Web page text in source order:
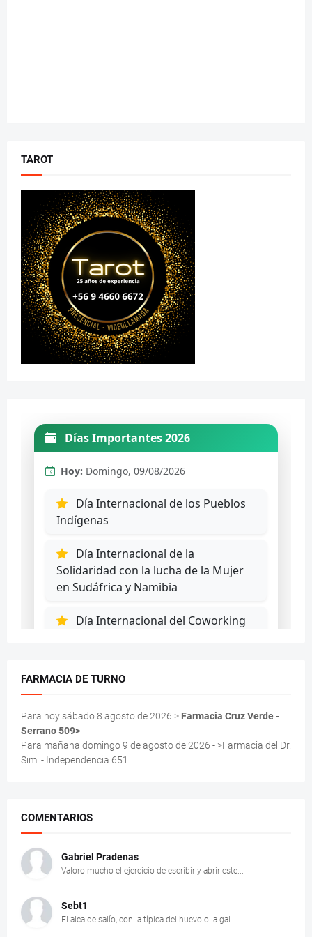
TAROT
FARMACIA DE TURNO
Para hoy sábado 8 agosto de 2026 > Farmacia Cruz Verde -
Serrano 509>
Para mañana domingo 9 de agosto de 2026 - >Farmacia del Dr.
Simi - Independencia 651
COMENTARIOS
Gabriel Pradenas
Valoro mucho el ejercicio de escribir y abrir este...
Sebt1
El alcalde salío, con la típica del huevo o la gal...